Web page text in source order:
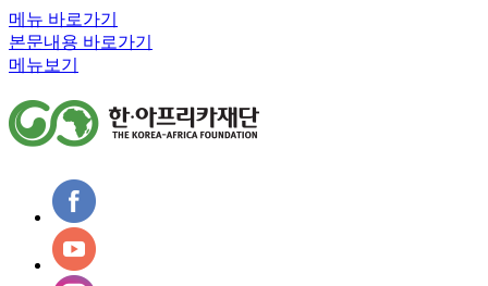
메뉴 바로가기
본문내용 바로가기
메뉴보기